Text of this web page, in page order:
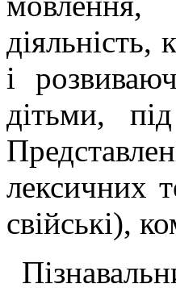
діяльність,
і
дітьми,
лексичних
свійські),